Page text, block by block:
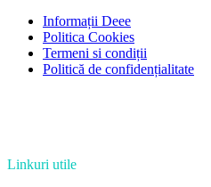
Informații Deee
Politica Cookies
Termeni si condiții
Politică de confidențialitate
Linkuri utile